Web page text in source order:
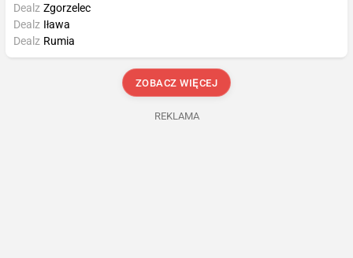
Dealz Zgorzelec
Dealz Iława
Dealz Rumia
ZOBACZ WIĘCEJ
REKLAMA